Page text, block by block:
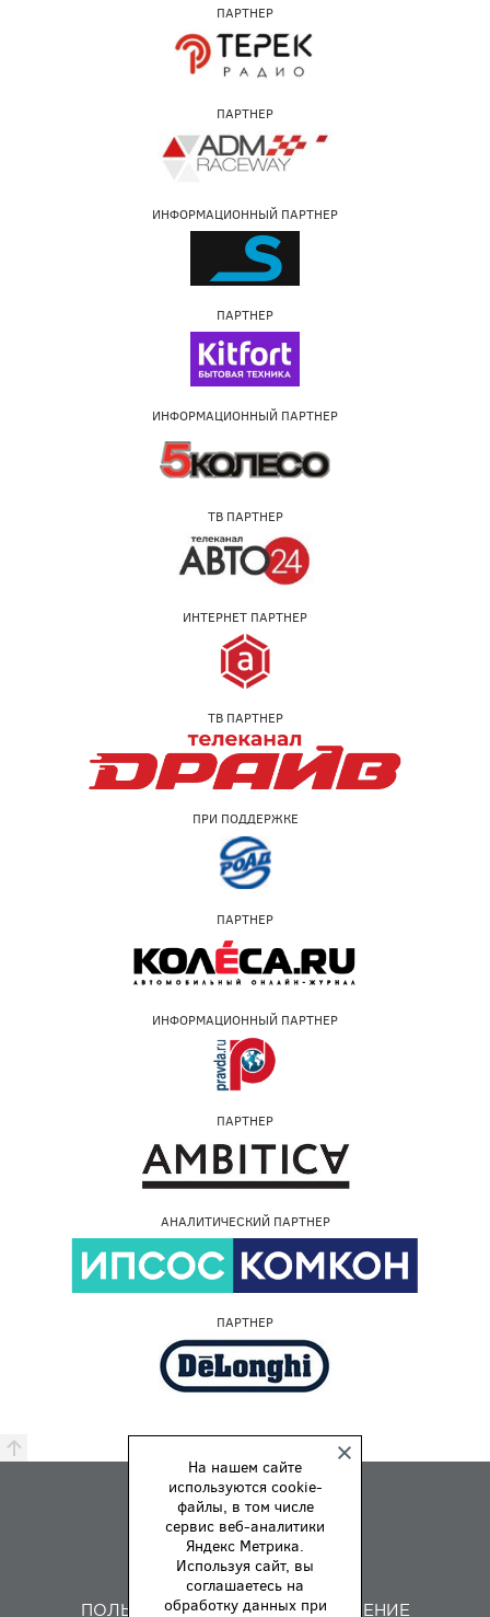
ПАРТНЕР
ПАРТНЕР
ИНФОРМАЦИОННЫЙ ПАРТНЕР
ПАРТНЕР
ИНФОРМАЦИОННЫЙ ПАРТНЕР
ТВ ПАРТНЕР
ИНТЕРНЕТ ПАРТНЕР
ТВ ПАРТНЕР
ПРИ ПОДДЕРЖКЕ
ПАРТНЕР
ИНФОРМАЦИОННЫЙ ПАРТНЕР
ПАРТНЕР
АНАЛИТИЧЕСКИЙ ПАРТНЕР
ПАРТНЕР
ПРЕМИЯ
ПРАВИЛА
О НАС
ОБРАТНАЯ СВЯЗЬ
ПОЛЬЗОВАТЕЛЬСКОЕ СОГЛАШЕНИЕ
На нашем сайте
используются cookie-
файлы, в том числе
сервис веб-аналитики
Яндекс Метрика.
Используя сайт, вы
соглашаетесь на
обработку данных при